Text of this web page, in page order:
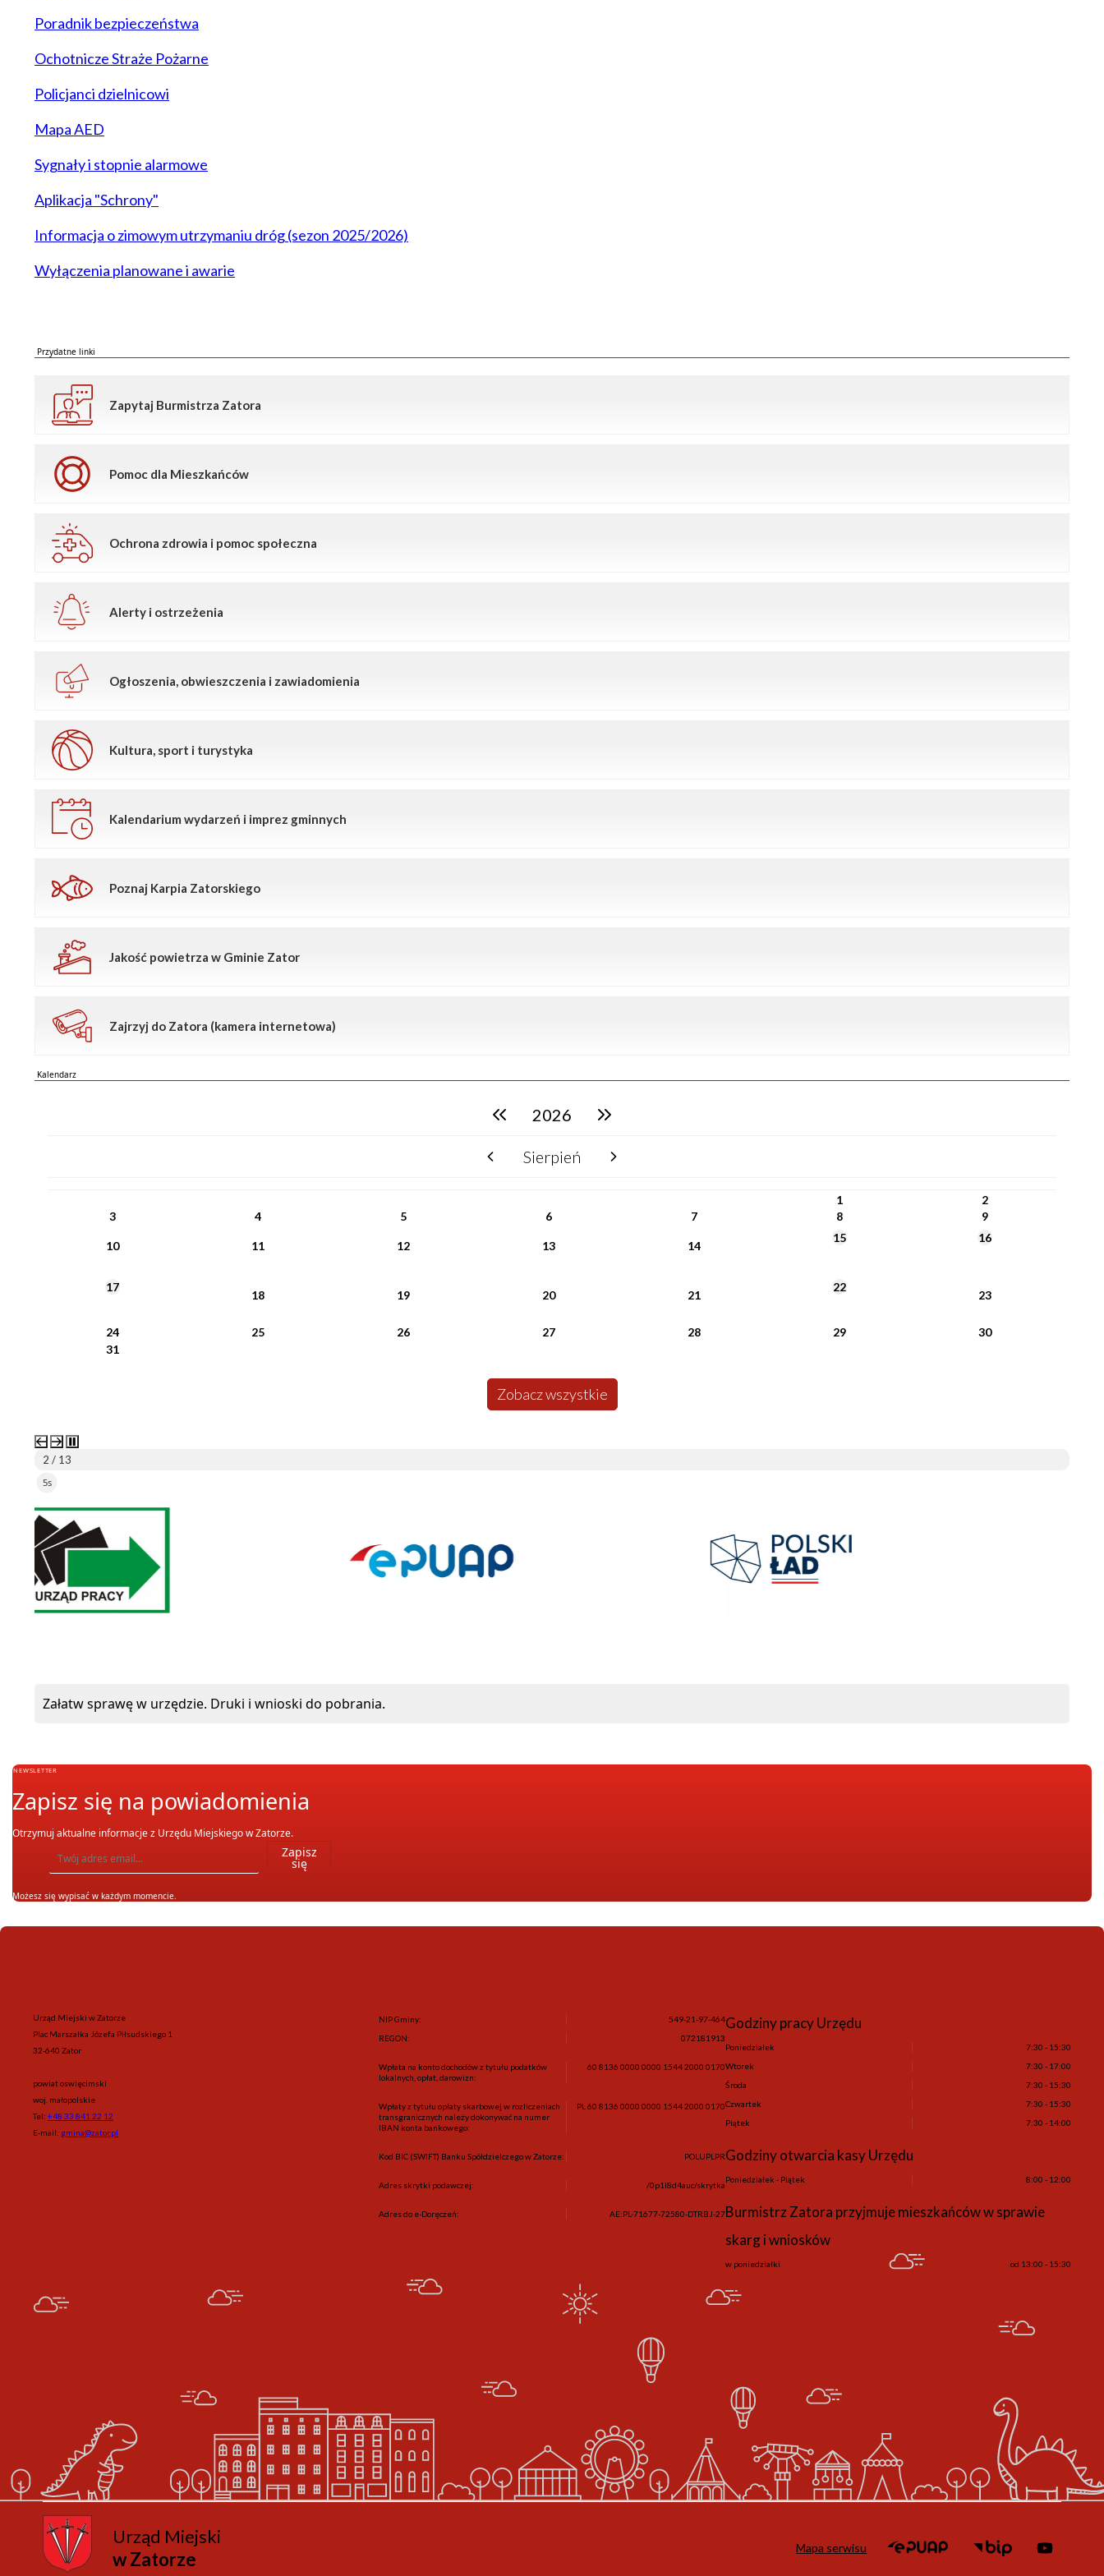
Poradnik bezpieczeństwa
Ochotnicze Straże Pożarne
Policjanci dzielnicowi
Mapa AED
Sygnały i stopnie alarmowe
Aplikacja "Schrony"
Informacja o zimowym utrzymaniu dróg (sezon 2025/2026)
Wyłączenia planowane i awarie
Przydatne linki
Zapytaj Burmistrza Zatora
Pomoc dla Mieszkańców
Ochrona zdrowia i pomoc społeczna
Alerty i ostrzeżenia
Ogłoszenia, obwieszczenia i zawiadomienia
Kultura, sport i turystyka
Kalendarium wydarzeń i imprez gminnych
Poznaj Karpia Zatorskiego
Jakość powietrza w Gminie Zator
Zajrzyj do Zatora (kamera internetowa)
Kalendarz
poprzedni rok2026 następny rok
poprzedni miesiącSierpień następny miesiąc
1
2
3
4 5 6 7 8 9
10 11 12 13 14
15 16
17
18 19 20 21
22
23
24 25 26 27 28 29
30
31
Zobacz wszystkie
2 / 13
5s
ePUAP
Załatw sprawę w urzędzie. Druki i wnioski do pobrania.
NEWSLETTER
Zapisz się na powiadomienia
Otrzymuj aktualne informacje z Urzędu Miejskiego w Zatorze.
Wpisz adres email, na który chcesz otrzymywać powiadomienia. Możesz również się wypisać z naszego newslettera wpisując email, na który otrzymujesz wiadomości.
Zapisz
się
Możesz się wypisać w każdym momencie.
Urząd Miejski w Zatorze
Plac Marszałka Józefa Piłsudskiego 1
32-640 Zator
powiat oswięcimski
woj. małopolskie
Tel: +48 33 841 22 12
E-mail: gmina@zator.pl
NIP Gminy:
549-21-97-464
REGON:
072181913
Wpłata na konto dochodów z tytułu podatków
lokalnych, opłat, darowizn:
60 8136 0000 0000 1544 2000 0170
Wpłaty z tytułu opłaty skarbowej w rozliczeniach
transgranicznych należy dokonywać na numer
IBAN konta bankowego:
PL 60 8136 0000 0000 1544 2000 0170
Kod BIC (SWIFT) Banku Spółdzielczego w Zatorze: POLUPLPR
Adres skrytki podawczej: /0p1l8d4auc/skrytka
Adres do e-Doręczeń: AE:PL-71677-72580-DTRBJ-27
Godziny pracy Urzędu
Poniedziałek
7:30 - 15:30
Wtorek
7:30 - 17:00
Środa
7:30 - 15:30
Czwartek
7:30 - 15:30
Piątek
7:30 - 14:00
Godziny otwarcia kasy Urzędu
Poniedziałek - Piątek 8:00 - 12:00
Burmistrz Zatora przyjmuje mieszkańców w sprawie
skarg i wniosków
w poniedziałki od 13:00 - 15:30
Urząd Miejski
w Zatorze
Mapa serwisu